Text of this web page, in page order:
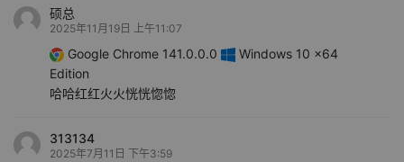
硕总
2025年11月19日 上午11:07
Google Chrome 141.0.0.0
Windows 10 x64
Edition
哈哈红红火火恍恍惚惚
313134
2025年7月11日 下午3:59